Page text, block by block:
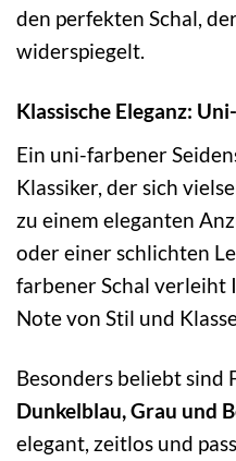
den perfekten Schal,
widerspiegelt.
Klassische Eleganz:
Ein uni-farbener
Klassiker, der sich
zu einem eleganten
oder einer schlichten
farbener Schal
Note von Stil und
Besonders beliebt sind
Dunkelblau, Grau und
elegant, zeitlos und